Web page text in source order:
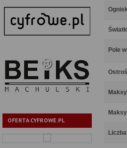
OFERTA CYFROWE.PL
Pole